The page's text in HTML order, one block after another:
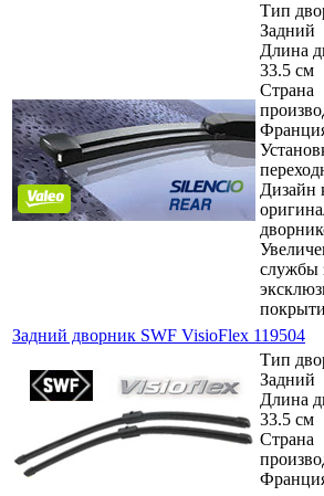
Тип
Задний
Длина
33.5 см
Страна
Дизайн
службы
Задний дворник SWF VisioFlex 119504
Тип
Задний
Длина
33.5 см
Страна